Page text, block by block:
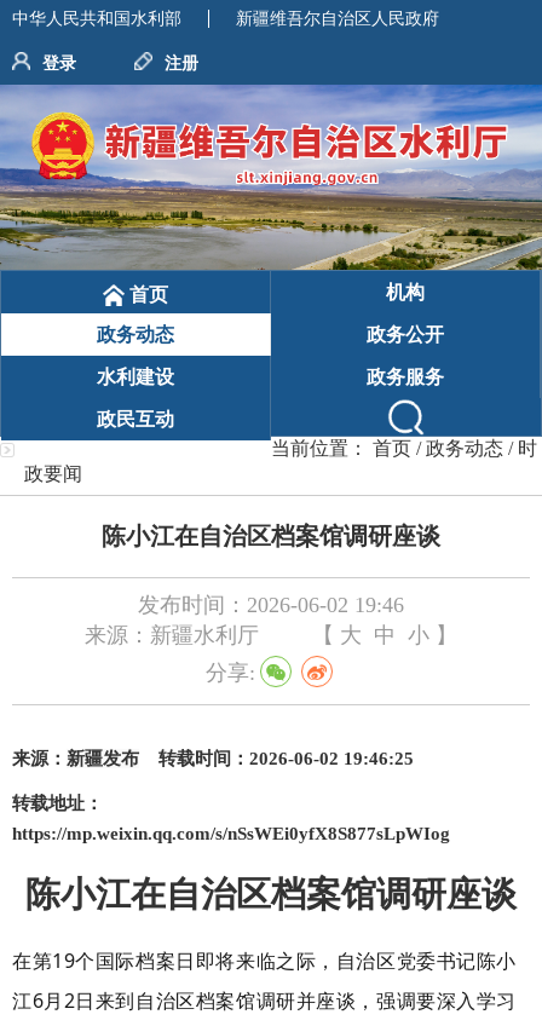
中华人民共和国水利部 新疆维吾尔自治区人民政府
登录 注册
首页 机构
政务动态 政务公开
水利建设 政务服务
政民互动
当前位置： 首页 /政务动态 / 时
政要闻
陈小江在自治区档案馆调研座谈
发布时间：2026-06-02 19:46
来源：新疆水利厅
【 大 中 小 】
分享:
来源： 新疆发布 转载时间： 2026-06-02 19:46:25
转载地址：
https://mp.weixin.qq.com/s/nSsWEi0yfX8S877sLpWIog
陈小江在自治区档案馆调研座谈
在第19个国际档案日即将来临之际，自治区党委书记陈小
江6月2日来到自治区档案馆调研并座谈，强调要深入学习